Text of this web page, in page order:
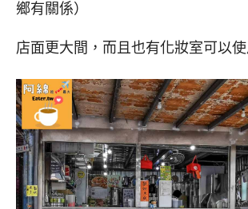
鄉有關係）
店面更大間，而且也有化妝室可以使